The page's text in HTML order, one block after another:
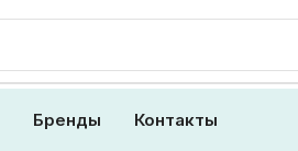
Бренды Контакты